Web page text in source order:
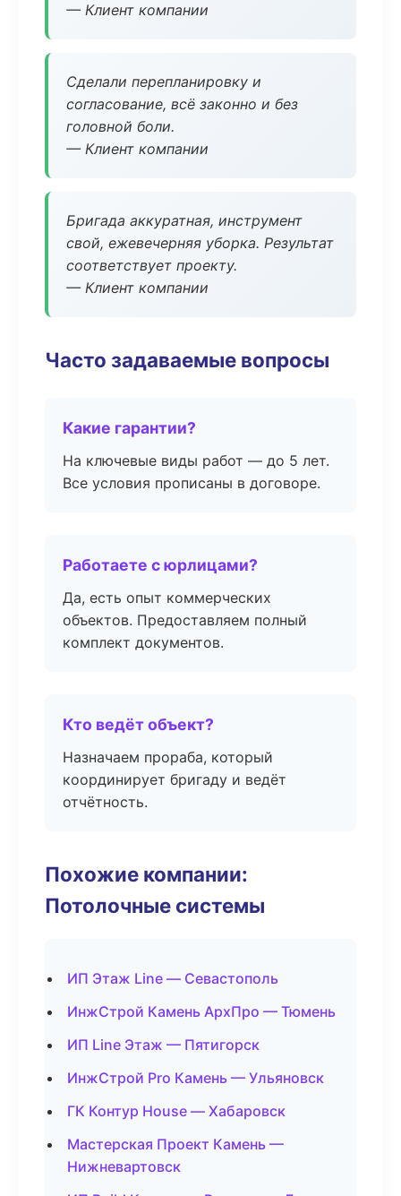
— Клиент компании
Сделали перепланировку и
согласование, всё законно и без
головной боли.
— Клиент компании
Бригада аккуратная, инструмент
свой, ежевечерняя уборка. Результат
соответствует проекту.
— Клиент компании
Часто задаваемые вопросы
Какие гарантии?
На ключевые виды работ — до 5 лет.
Все условия прописаны в договоре.
Работаете с юрлицами?
Да, есть опыт коммерческих
объектов. Предоставляем полный
комплект документов.
Кто ведёт объект?
Назначаем прораба, который
координирует бригаду и ведёт
отчётность.
Похожие компании:
Потолочные системы
ИП Этаж Line — Севастополь
ИнжСтрой Камень АрхПро — Тюмень
ИП Line Этаж — Пятигорск
ИнжСтрой Pro Камень — Ульяновск
ГК Контур House — Хабаровск
Мастерская Проект Камень —
Нижневартовск